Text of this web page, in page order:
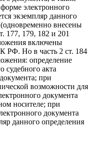
электронного
экземпляр данного
внесены
177, 179, 182 и 201
включены
РФ. Но в часть 2 ст. 184
определение
судебного акта
при
возможности для
документа
носителе; при
документа
данного определения